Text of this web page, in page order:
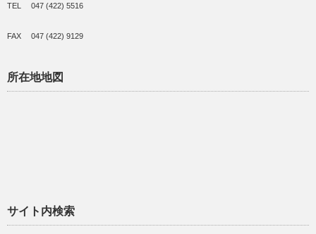
TEL 047 (422) 5516
FAX 047 (422) 9129
所在地地図
サイト内検索